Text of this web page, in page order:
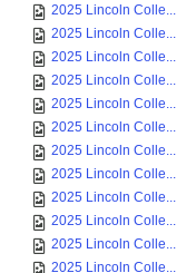
2025 Lincoln Colle...
2025 Lincoln Colle...
2025 Lincoln Colle...
2025 Lincoln Colle...
2025 Lincoln Colle...
2025 Lincoln Colle...
2025 Lincoln Colle...
2025 Lincoln Colle...
2025 Lincoln Colle...
2025 Lincoln Colle...
2025 Lincoln Colle...
2025 Lincoln Colle...